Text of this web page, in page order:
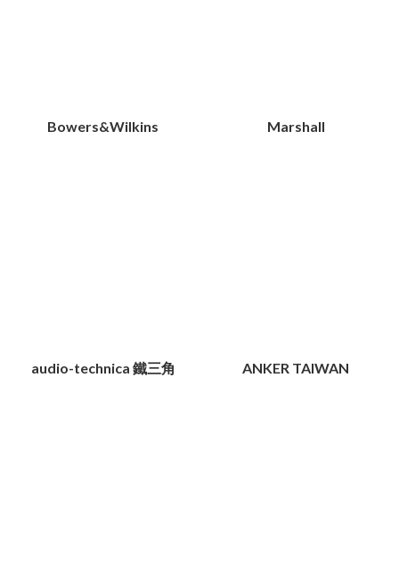
Bowers&Wilkins Marshall
audio-technica 鐵三角 ANKER TAIWAN